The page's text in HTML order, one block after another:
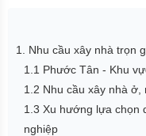
1. Nhu cầu xây nhà trọn
1.1 Phước Tân - Khu
1.2 Nhu cầu xây nhà
1.3 Xu hướng lựa chọn
nghiệp